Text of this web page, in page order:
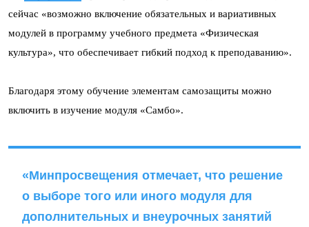
сейчас «возможно включение обязательных и вариативных
модулей в программу учебного предмета «Физическая
культура», что обеспечивает гибкий подход к преподаванию».
Благодаря этому обучение элементам самозащиты можно
включить в изучение модуля «Самбо».
«Минпросвещения отмечает, что решение
о выборе того или иного модуля для
дополнительных и внеурочных занятий